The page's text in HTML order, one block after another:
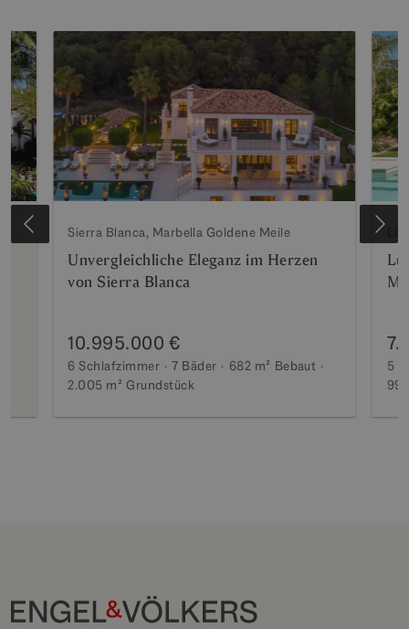
Sierra Blanca, Marbella Goldene Meile
Unvergleichliche Eleganz im Herzen
von Sierra Blanca
10.995.000 €
6 Schlafzimmer 7 Bäder 682 m² Bebaut
2.005 m² Grundstück
5